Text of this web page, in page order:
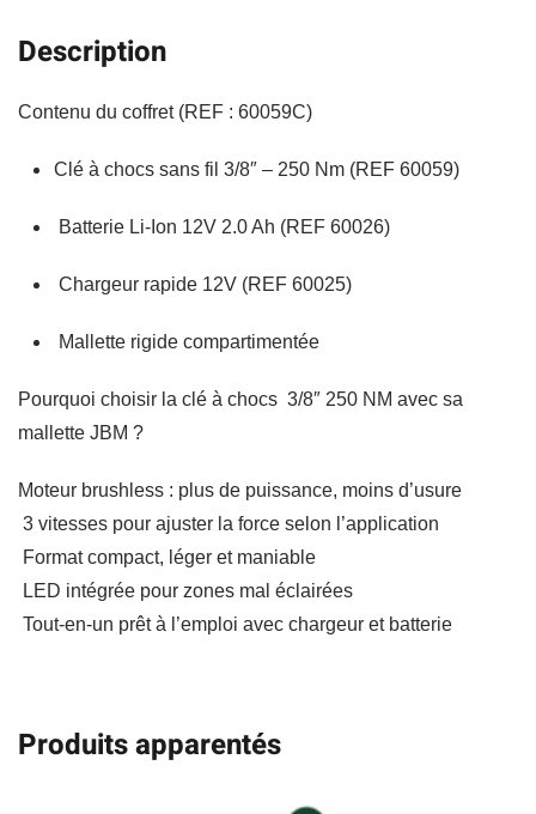
PO
250nm
mallette
JBM
cadeau
au
Description
Contenu du coffret (REF : 60059C)
Clé à chocs sans fil 3/8″ – 250 Nm (REF 60059)
Batterie Li-Ion 12V 2.0 Ah (REF 60026)
Chargeur rapide 12V (REF 60025)
Mallette rigide compartimentée
Pourquoi choisir la clé à chocs 3/8″ 250 NM avec sa
mallette JBM ?
Moteur brushless : plus de puissance, moins d’usure
3 vitesses pour ajuster la force selon l’application
Format compact, léger et maniable
LED intégrée pour zones mal éclairées
Tout-en-un prêt à l’emploi avec chargeur et batterie
Produits apparentés